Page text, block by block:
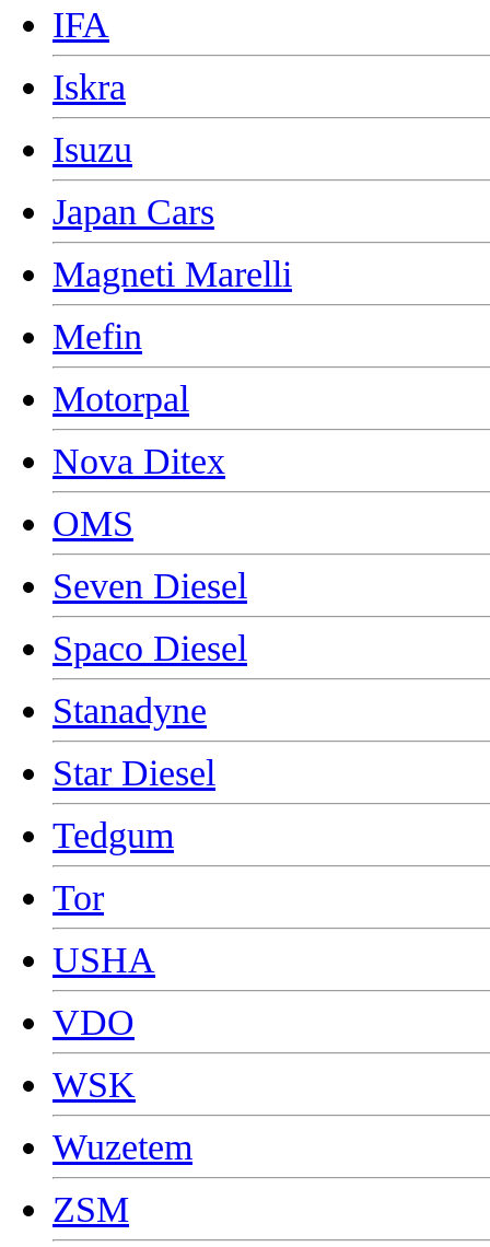
IFA
Iskra
Isuzu
Japan Cars
Magneti Marelli
Mefin
Motorpal
Nova Ditex
OMS
Seven Diesel
Spaco Diesel
Stanadyne
Star Diesel
Tedgum
Tor
USHA
VDO
WSK
Wuzetem
ZSM